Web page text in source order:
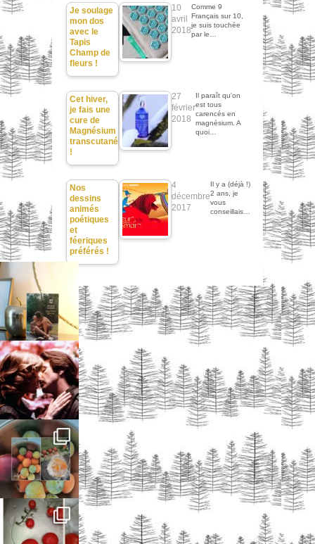
Je soulage
mon dos
avec le
Tapis
Champ de
fleurs !
10
avril
2018
Comme 9
Français sur 10,
je suis touchée
par le…
Cet hiver,
je fais une
cure de
Magnésium
transcutané
!
27
février
2018
Il paraît qu'on
est tous
carencés en
magnésium. A
quoi…
Nos
dessins
animés
poétiques
et
féeriques
préférés !
4
décembre
2017
Il y a (déjà !)
2 ans, je
vous
conseillais…